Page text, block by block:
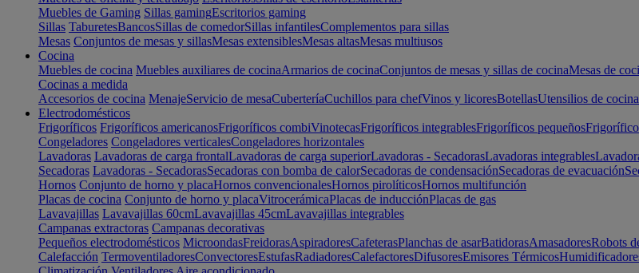
Muebles de Gaming Sillas gamingEscritorios gaming
Sillas TaburetesBancosSillas de comedorSillas infantilesComplementos para sillas
Mesas Conjuntos de mesas y sillasMesas extensiblesMesas altasMesas multiusos
Cocina
Muebles de cocina Muebles auxiliares de cocinaArmarios de cocinaConjuntos de mesas y sillas de cocinaMesas de
Cocinas a medida
Accesorios de cocina MenajeServicio de mesaCuberteríaCuchillos para chefVinos y licoresBotellasUtensilios de cocina
Electrodomésticos
Frigoríficos Frigoríficos americanosFrigoríficos combiVinotecasFrigoríficos integrablesFrigoríficos pequeños
Congeladores Congeladores verticalesCongeladores horizontales
Lavadoras Lavadoras de carga frontalLavadoras de carga superiorLavadoras - SecadorasLavadoras integrables
Secadoras Lavadoras - SecadorasSecadoras con bomba de calorSecadoras de condensaciónSecadoras de evacuación
Hornos Conjunto de horno y placaHornos convencionalesHornos pirolíticosHornos multifunción
Placas de cocina Conjunto de horno y placaVitrocerámicaPlacas de inducciónPlacas de gas
Lavavajillas Lavavajillas 60cmLavavajillas 45cmLavavajillas integrables
Campanas extractoras Campanas decorativas
Pequeños electrodomésticos MicroondasFreidorasAspiradoresCafeterasPlanchas de asarBatidorasAmasadoresRobots
Calefacción TermoventiladoresConvectoresEstufasRadiadoresCalefactoresDifusoresEmisores Térmicos